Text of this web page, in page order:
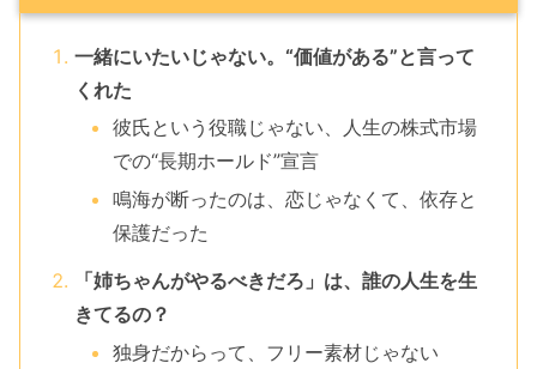
一緒にいたいじゃない。“価値がある”と言って
くれた
彼氏という役職じゃない、人生の株式市場
での“長期ホールド”宣言
鳴海が断ったのは、恋じゃなくて、依存と
保護だった
「姉ちゃんがやるべきだろ」は、誰の人生を生
きてるの？
独身だからって、フリー素材じゃない